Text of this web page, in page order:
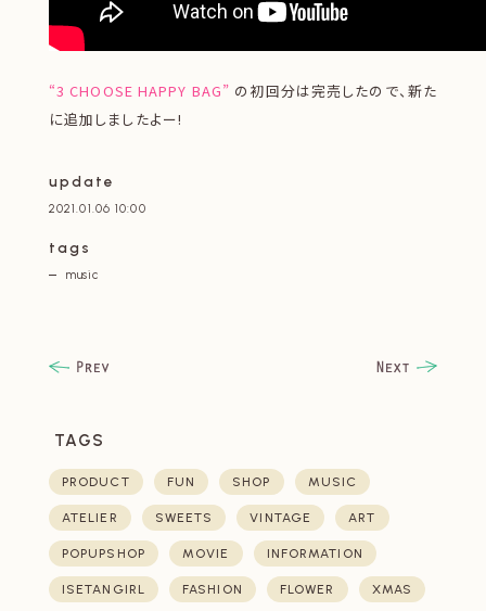
“3 CHOOSE HAPPY BAG” の初回分は完売したので、新た
に追加しましたよー!
update
2021.01.06 10:00
tags
music
TAGS
PRODUCT FUN SHOP MUSIC
ATELIER SWEETS VINTAGE ART
POPUPSHOP MOVIE INFORMATION
ISETANGIRL FASHION FLOWER XMAS